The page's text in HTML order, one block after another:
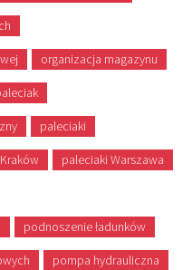
organizacja magazynu
paleciaki
paleciaki Warszawa
podnoszenie ładunków
pompa hydrauliczna